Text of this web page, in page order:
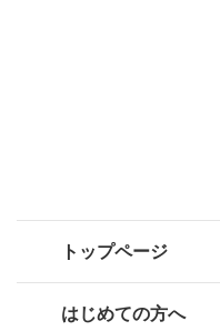
トップページ
はじめての方へ